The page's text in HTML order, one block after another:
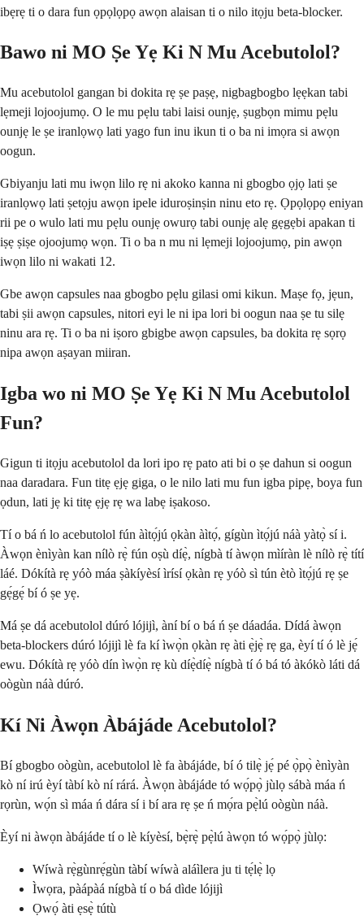
ibẹrẹ ti o dara fun ọpọlọpọ awọn alaisan ti o nilo itọju beta-blocker.
Bawo ni MO Ṣe Yẹ Ki N Mu Acebutolol?
Mu acebutolol gangan bi dokita rẹ ṣe paṣẹ, nigbagbogbo lẹẹkan tabi
lẹmeji lojoojumọ. O le mu pẹlu tabi laisi ounjẹ, ṣugbọn mimu pẹlu
ounjẹ le ṣe iranlọwọ lati yago fun inu ikun ti o ba ni imọra si awọn
oogun.
Gbiyanju lati mu iwọn lilo rẹ ni akoko kanna ni gbogbo ọjọ lati ṣe
iranlọwọ lati ṣetọju awọn ipele iduroṣinṣin ninu eto rẹ. Ọpọlọpọ eniyan
rii pe o wulo lati mu pẹlu ounjẹ owurọ tabi ounjẹ alẹ gẹgẹbi apakan ti
iṣẹ ṣiṣe ojoojumọ wọn. Ti o ba n mu ni lẹmeji lojoojumọ, pin awọn
iwọn lilo ni wakati 12.
Gbe awọn capsules naa gbogbo pẹlu gilasi omi kikun. Maṣe fọ, jẹun,
tabi ṣii awọn capsules, nitori eyi le ni ipa lori bi oogun naa ṣe tu silẹ
ninu ara rẹ. Ti o ba ni iṣoro gbigbe awọn capsules, ba dokita rẹ sọrọ
nipa awọn aṣayan miiran.
Igba wo ni MO Ṣe Yẹ Ki N Mu Acebutolol
Fun?
Gigun ti itọju acebutolol da lori ipo rẹ pato ati bi o ṣe dahun si oogun
naa daradara. Fun titẹ ẹjẹ giga, o le nilo lati mu fun igba pipẹ, boya fun
ọdun, lati jẹ ki titẹ ẹjẹ rẹ wa labẹ iṣakoso.
Tí o bá ń lo acebutolol fún àìtọ́jú ọkàn àìtọ́, gígùn ìtọ́jú náà yàtọ̀ sí i.
Àwọn ènìyàn kan nílò rẹ̀ fún oṣù díẹ̀, nígbà tí àwọn mìíràn lè nílò rẹ̀ títí
láé. Dókítà rẹ yóò máa ṣàkíyèsí ìrísí ọkàn rẹ yóò sì tún ètò ìtọ́jú rẹ ṣe
gẹ́gẹ́ bí ó ṣe yẹ.
Má ṣe dá acebutolol dúró lójijì, àní bí o bá ń ṣe dáadáa. Dídá àwọn
beta-blockers dúró lójijì lè fa kí ìwọ̀n ọkàn rẹ àti ẹ̀jẹ̀ rẹ ga, èyí tí ó lè jẹ́
ewu. Dókítà rẹ yóò dín ìwọ̀n rẹ kù díẹ̀díẹ̀ nígbà tí ó bá tó àkókò láti dá
oògùn náà dúró.
Kí Ni Àwọn Àbájáde Acebutolol?
Bí gbogbo oògùn, acebutolol lè fa àbájáde, bí ó tilẹ̀ jẹ́ pé ọ̀pọ̀ ènìyàn
kò ní irú èyí tàbí kò ní rárá. Àwọn àbájáde tó wọ́pọ̀ jùlọ sábà máa ń
rọrùn, wọ́n sì máa ń dára sí i bí ara rẹ ṣe ń mọ́ra pẹ̀lú oògùn náà.
Èyí ni àwọn àbájáde tí o lè kíyèsí, bẹ̀rẹ̀ pẹ̀lú àwọn tó wọ́pọ̀ jùlọ:
Wíwà rẹ̀gùnrẹ́gùn tàbí wíwà aláìlera ju ti tẹ́lẹ̀ lọ
Ìwọra, pàápàá nígbà tí o bá dìde lójijì
Ọwọ́ àti ẹsẹ̀ tútù